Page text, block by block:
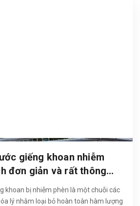
giếng khoan nhiễm
đơn giản và rất thông
khoan bị nhiễm phèn là một chuỗi các
lý nhằm loại bỏ hoàn toàn hàm lượng